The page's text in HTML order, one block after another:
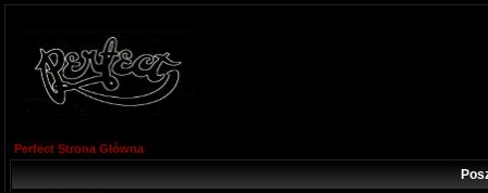
Perfect Strona Główna